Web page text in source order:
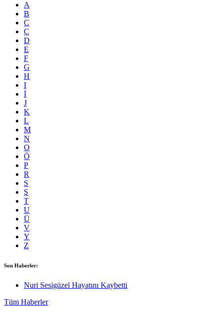
A
B
C
Ç
D
E
F
G
H
I
İ
J
K
L
M
N
O
Ö
P
R
S
Ş
T
U
Ü
V
Y
Z
Son Haberler:
Nuri Sesigüzel Hayatını Kaybetti
Tüm Haberler